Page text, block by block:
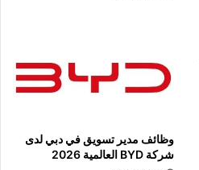
وظائف مدير تسويق في دبي لدى
شركة BYD العالمية 2026